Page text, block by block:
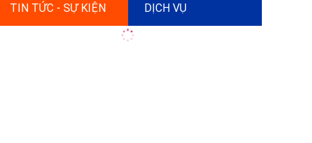
TIN TỨC - SỰ KIỆN DỊCH VỤ